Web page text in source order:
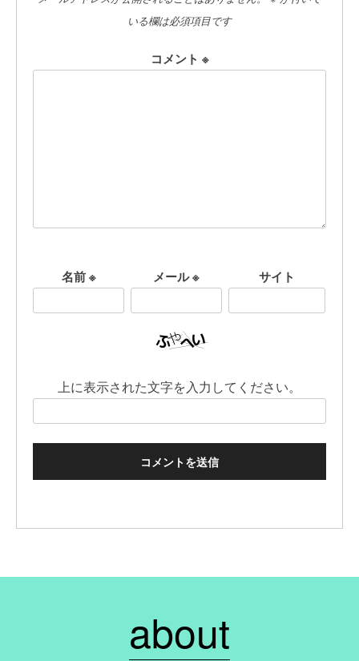
いる欄は必須項目です
コメント ※
名前※ メール※ サイト
上に表示された文字を入力してください。
about